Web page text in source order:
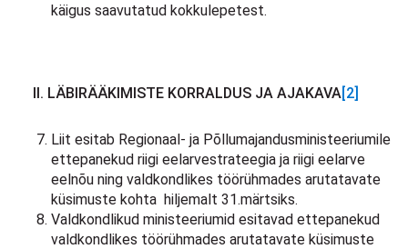
käigus saavutatud kokkulepetest.
II. LÄBIRÄÄKIMISTE KORRALDUS JA AJAKAVA[2]
Liit esitab Regionaal- ja Põllumajandusministeeriumile
ettepanekud riigi eelarvestrateegia ja riigi eelarve
eelnõu ning valdkondlikes töörühmades arutatavate
küsimuste kohta hiljemalt 31.märtsiks.
Valdkondlikud ministeeriumid esitavad ettepanekud
valdkondlikes töörühmades arutatavate küsimuste